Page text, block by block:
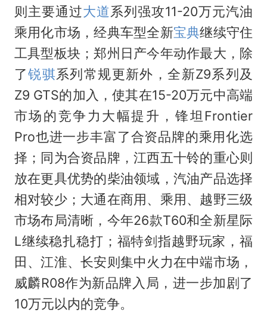
则主要通过大道系列强攻11-20万元汽油
乘用化市场，经典车型全新宝典继续守住
工具型板块；郑州日产今年动作最大，除
了锐骐系列常规更新外，全新Z9系列及
Z9 GTS的加入，使其在15-20万元中高端
市场的竞争力大幅提升，锋坦Frontier
Pro也进一步丰富了合资品牌的乘用化选
择；同为合资品牌，江西五十铃的重心则
放在更具优势的柴油领域，汽油产品选择
相对较少；大通在商用、乘用、越野三级
市场布局清晰，今年26款T60和全新星际
L继续稳扎稳打；福特剑指越野玩家，福
田、江淮、长安则集中火力在中端市场，
威麟R08作为新品牌入局，进一步加剧了
10万元以内的竞争。